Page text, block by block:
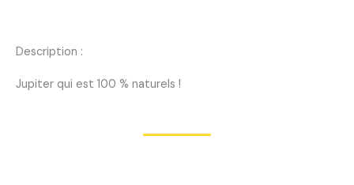
Description :
Jupiter qui est 100 % naturels !